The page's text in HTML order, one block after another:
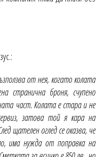
от нея, когато колата
странична броня, счупено
част. Колата е стара и не
затова той я кара на
щателен оглед се оказва, че
има нужда от поправка на